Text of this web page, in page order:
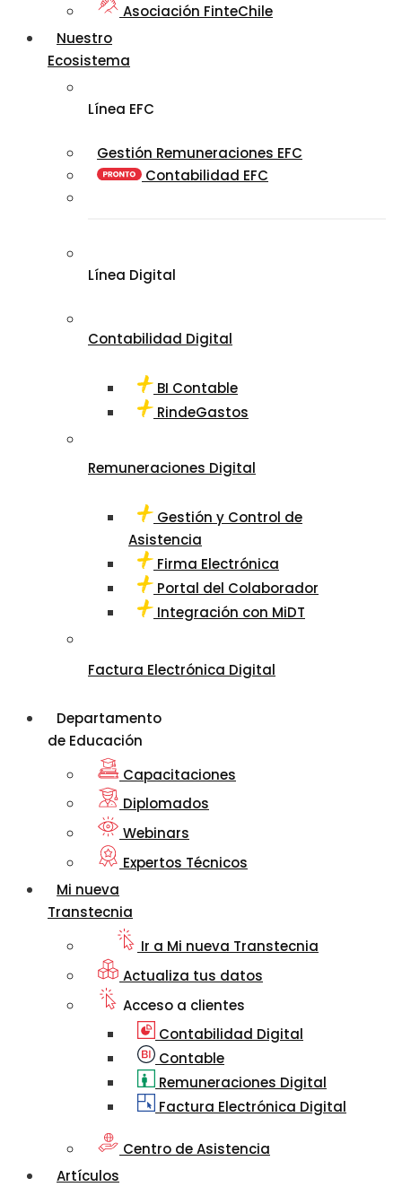
Asociación FinteChile
Nuestro
Ecosistema
Línea EFC
Gestión Remuneraciones EFC
Contabilidad EFC
Línea Digital
Contabilidad Digital
BI Contable
RindeGastos
Remuneraciones Digital
Gestión y Control de
Asistencia
Firma Electrónica
Portal del Colaborador
Integración con MiDT
Factura Electrónica Digital
Departamento
de Educación
Capacitaciones
Diplomados
Webinars
Expertos Técnicos
Mi nueva
Transtecnia
Ir a Mi nueva Transtecnia
Actualiza tus datos
Acceso a clientes
Contabilidad Digital
Contable
Remuneraciones Digital
Factura Electrónica Digital
Centro de Asistencia
Artículos